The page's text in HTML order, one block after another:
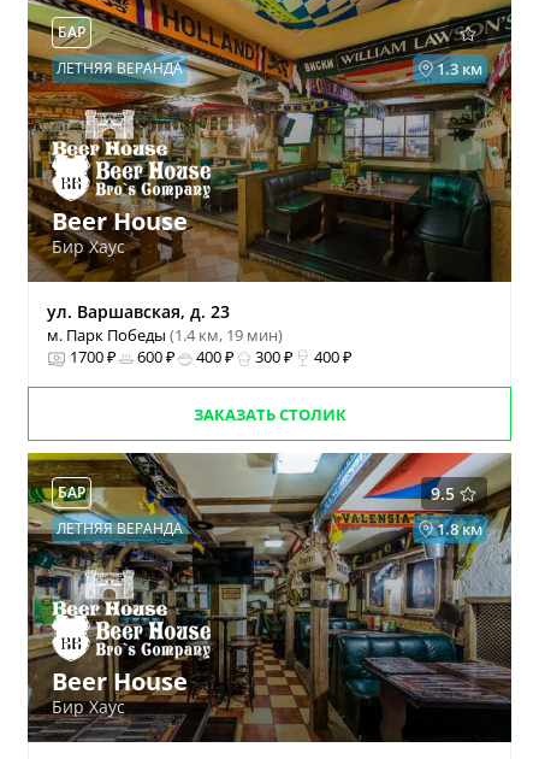
БАР
1.3 км
ЛЕТНЯЯ ВЕРАНДА
Beer House
Бир Хаус
ул. Варшавская, д. 23
м. Парк Победы (1.4 км, 19 мин)
1700 ₽
600 ₽ 400 ₽ 300 ₽ 400 ₽
ЗАКАЗАТЬ СТОЛИК
9.5
БАР
1.8 км
ЛЕТНЯЯ ВЕРАНДА
Beer House
Бир Хаус